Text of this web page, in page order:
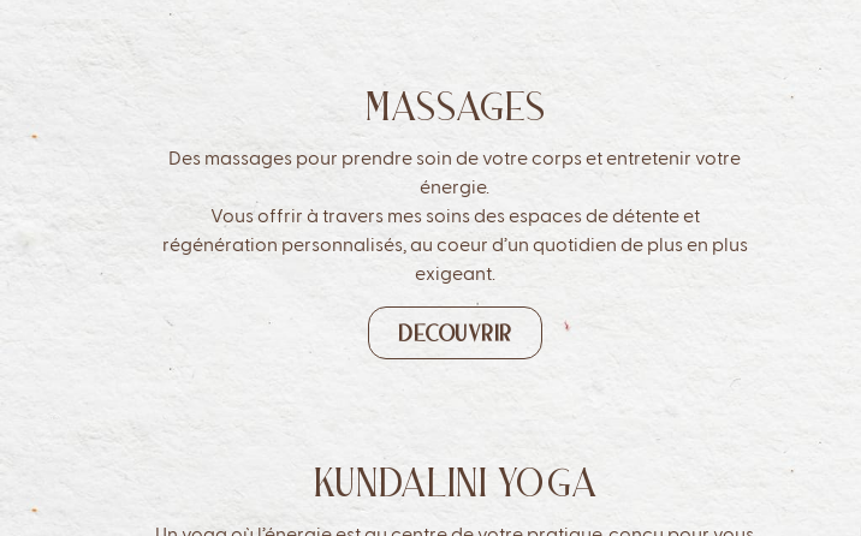
MASSAGES
Des massages pour prendre soin de votre corps et entretenir votre
énergie.
Vous offrir à travers mes soins des espaces de détente et
régénération personnalisés, au coeur d’un quotidien de plus en plus
exigeant.
DECOUVRIR
KUNDALINI YOGA